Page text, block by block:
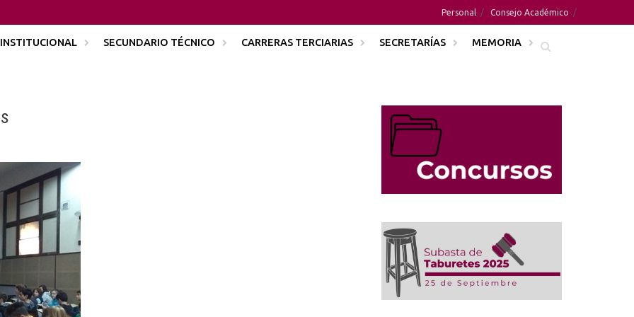
Personal Consejo Académico
INSTITUCIONAL SECUNDARIO TÉCNICO CARRERAS TERCIARIAS SECRETARÍAS MEMORIA